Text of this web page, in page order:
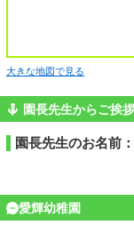
大きな地図で見る
園長先生からご挨拶
園長先生のお名前
愛輝幼稚園